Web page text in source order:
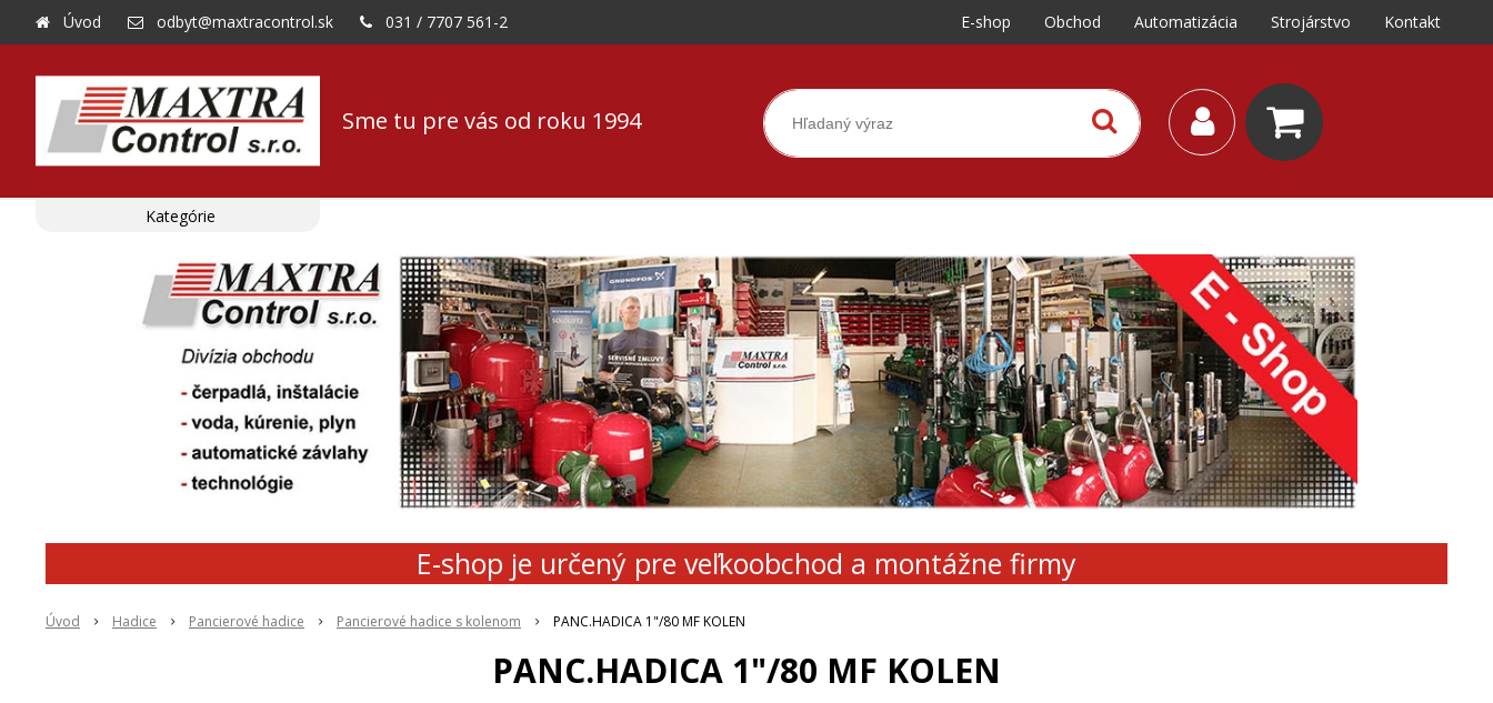
Sme tu pre vás od roku 1994
Úvod odbyt@maxtracontrol.sk 031 / 7707 561-2 E-shop Obchod Automatizácia Strojárstvo Kontakt
E-shop je určený pre veľkoobchod a montážne firmy
Úvod Hadice Pancierové hadice Pancierové hadice s kolenom PANC.HADICA 1"/80 MF KOLEN
PANC.HADICA 1"/80 MF KOLEN
Kategórie